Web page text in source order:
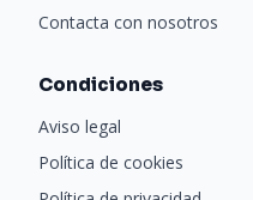
Contacta con nosotros
Condiciones
Aviso legal
Política de cookies